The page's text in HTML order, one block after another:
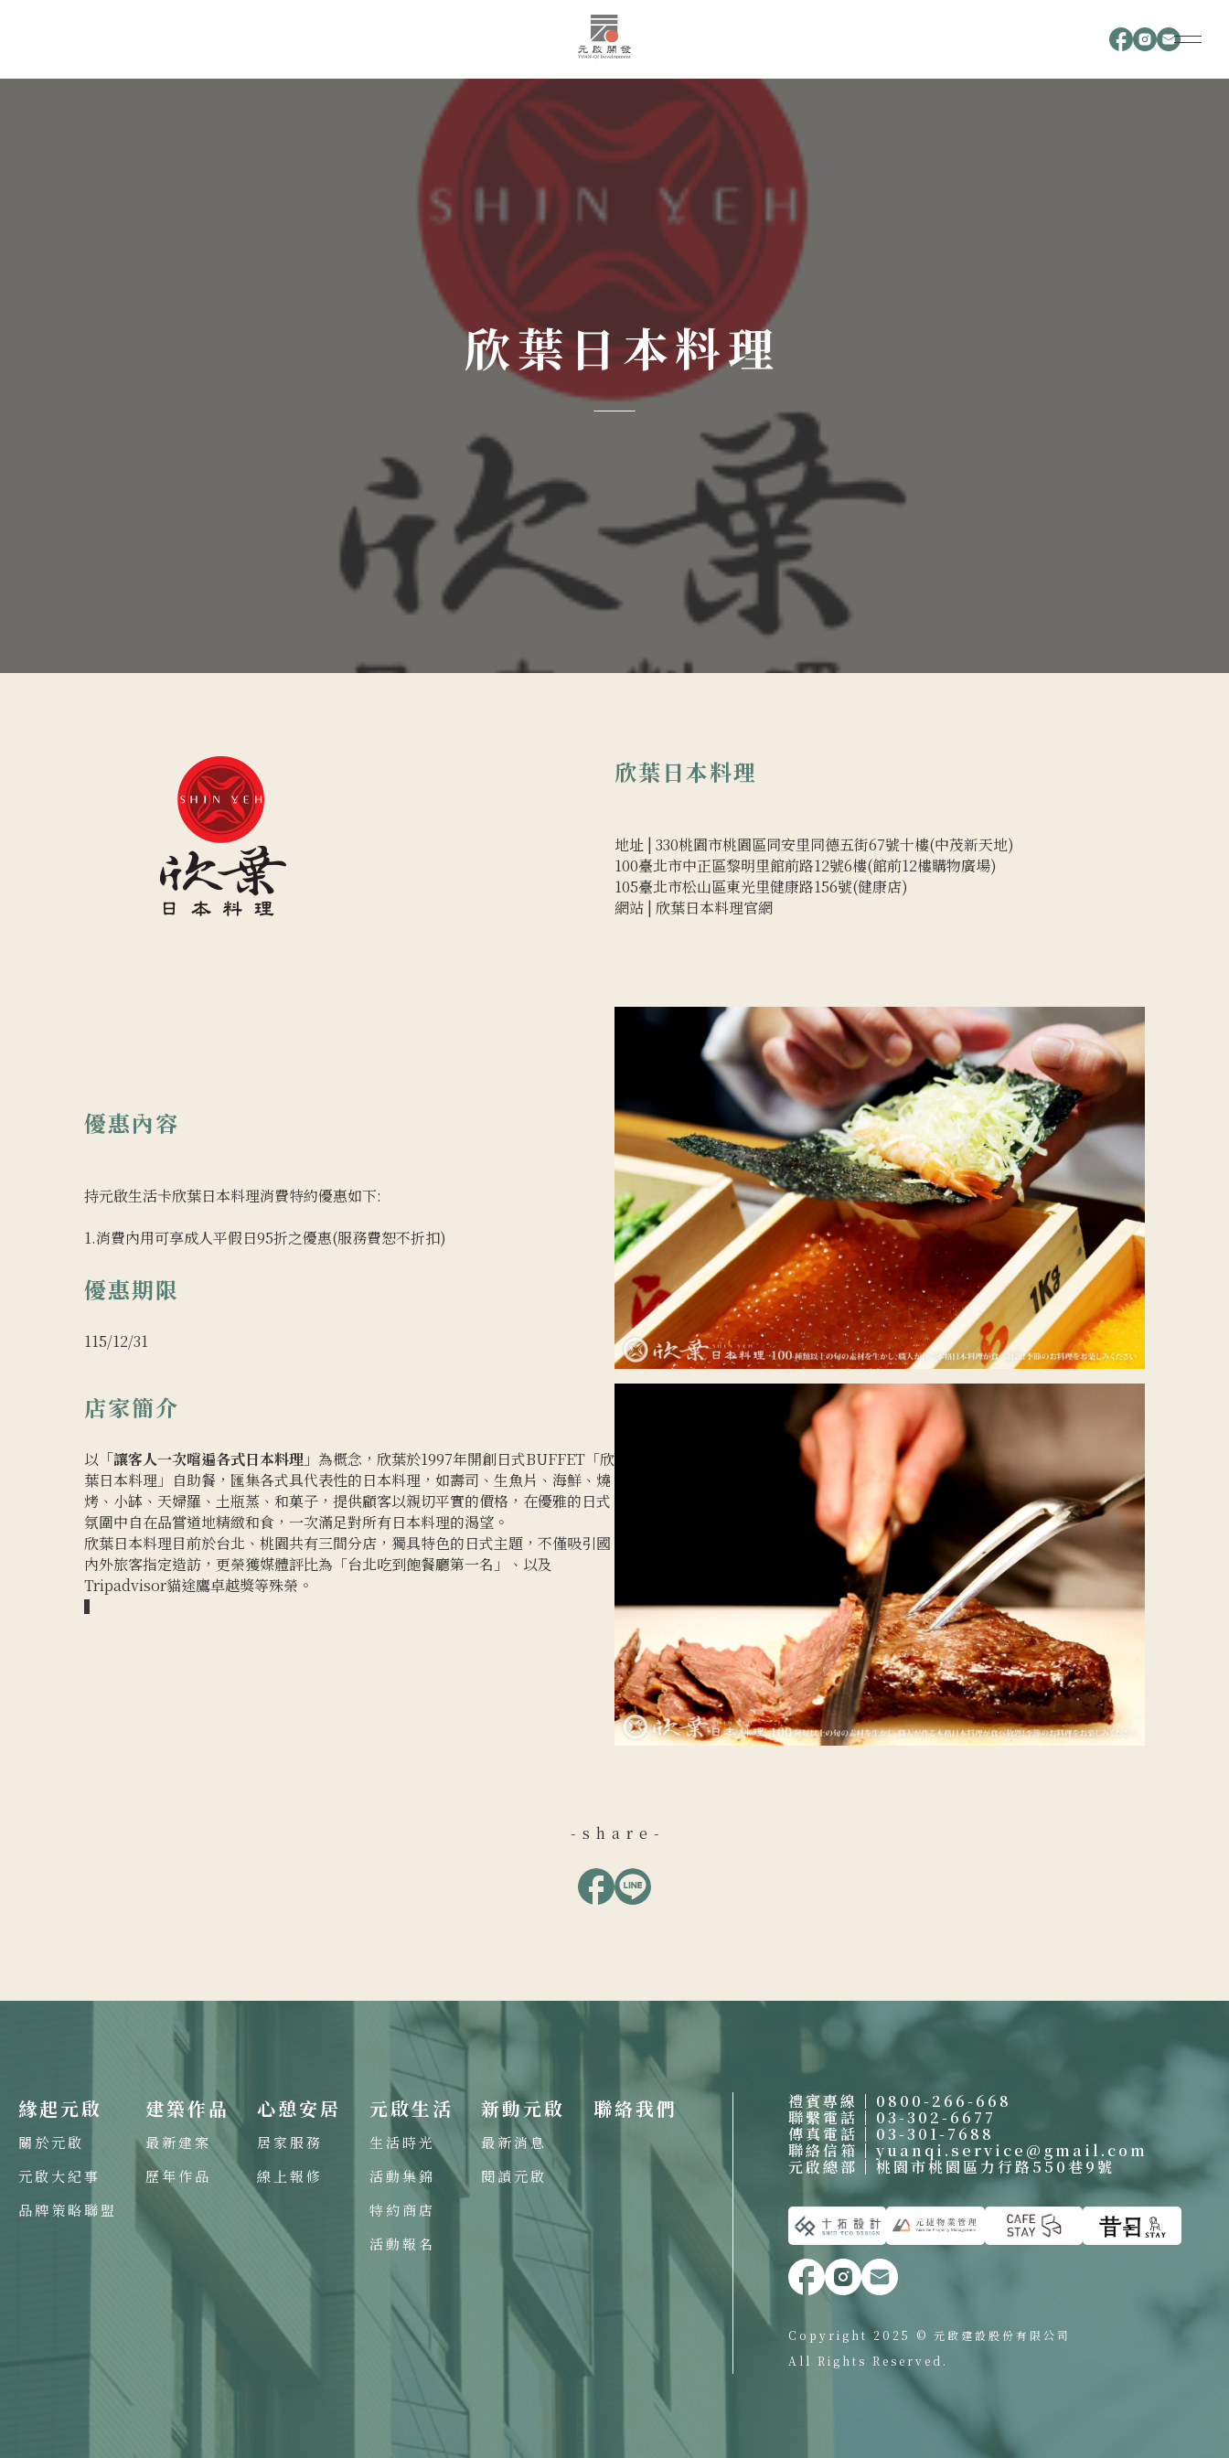
欣葉日本料理
欣葉日本料理
地址 | 330桃園市桃園區同安里同德五街67號十樓(中茂新天地)
100臺北市中正區黎明里館前路12號6樓(館前12樓購物廣場)
105臺北市松山區東光里健康路156號(健康店)
網站 | 欣葉日本料理官網
優惠內容
持元啟生活卡欣葉日本料理消費特約優惠如下:
1.消費內用可享成人平假日95折之優惠(服務費恕不折扣)
優惠期限
115/12/31
店家簡介
以 「讓客人一次嚐遍各式日本料理」 為概念，欣葉於1997年開創日式BUFFET「欣
葉日本料理」自助餐，匯集各式具代表性的日本料理，如壽司、生魚片、海鮮、燒
烤、小缽、天婦羅、土瓶蒸、和菓子，提供顧客以親切平實的價格，在優雅的日式
氛圍中自在品嘗道地精緻和食，一次滿足對所有日本料理的渴望。
欣葉日本料理目前於台北、桃園共有三間分店，獨具特色的日式主題，不僅吸引國
內外旅客指定造訪，更榮獲媒體評比為「台北吃到飽餐廳第一名」、以及
Tripadvisor貓途鷹卓越獎等殊榮。
▍
-share-
緣起元啟
關於元啟
元啟大紀事
品牌策略聯盟
建築作品
最新建案
歷年作品
心憩安居
居家服務
線上報修
元啟生活
生活時光
活動集錦
特約商店
活動報名
新動元啟
最新消息
閱讀元啟
聯絡我們 禮賓專線 0800-266-668
聯繫電話 03-302-6677
傳真電話 03-301-7688
聯絡信箱 yuanqi.service@gmail.com
元啟總部 桃園市桃園區力行路550巷9號
Copyright 2025 © 元啟建設股份有限公司
All Rights Reserved.